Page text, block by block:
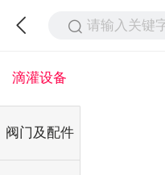
请输入关键
滴灌设备
阀门及配件